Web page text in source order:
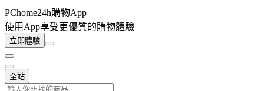
PChome24h購物App
使用App享受更優質的購物體驗
立即體驗
全站